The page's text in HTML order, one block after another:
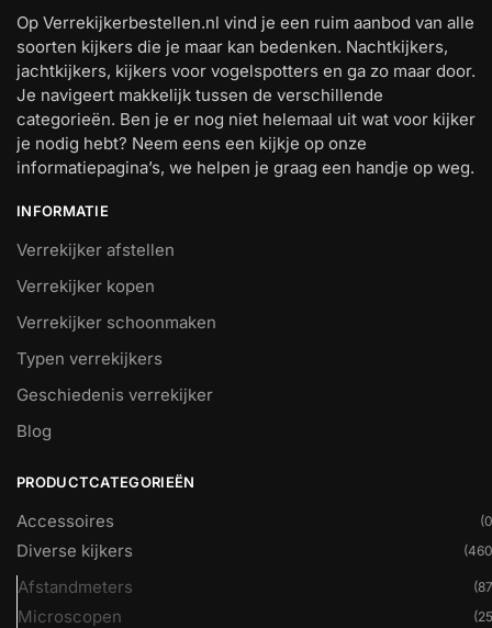
Op Verrekijkerbestellen.nl vind je een ruim aanbod van alle
soorten kijkers die je maar kan bedenken. Nachtkijkers,
jachtkijkers, kijkers voor vogelspotters en ga zo maar door.
Je navigeert makkelijk tussen de verschillende
categorieën. Ben je er nog niet helemaal uit wat voor kijker
je nodig hebt? Neem eens een kijkje op onze
informatiepagina’s, we helpen je graag een handje op weg.
INFORMATIE
Verrekijker afstellen
Verrekijker kopen
Verrekijker schoonmaken
Typen verrekijkers
Geschiedenis verrekijker
Blog
PRODUCTCATEGORIEËN
Accessoires
Diverse kijkers
Afstandmeters
Microscopen